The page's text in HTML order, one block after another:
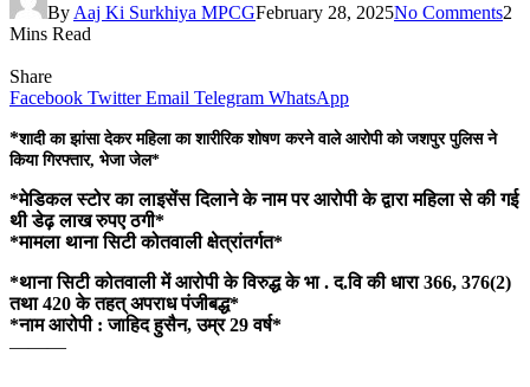
By Aaj Ki Surkhiya MPCGFebruary 28, 2025No Comments2
Mins Read
Share
Facebook Twitter Email Telegram WhatsApp
*शादी का झांसा देकर महिला का शारीरिक शोषण करने वाले आरोपी को जशपुर पुलिस ने
किया गिरफ्तार, भेजा जेल*
*मेडिकल स्टोर का लाइसेंस दिलाने के नाम पर आरोपी के द्वारा महिला से की गई
थी डेढ़ लाख रुपए ठगी*
*मामला थाना सिटी कोतवाली क्षेत्रांतर्गत*
*थाना सिटी कोतवाली में आरोपी के विरुद्ध के भा . द.वि की धारा 366, 376(2)
तथा 420 के तहत् अपराध पंजीबद्ध*
*नाम आरोपी : जाहिद हुसैन, उम्र 29 वर्ष*
———